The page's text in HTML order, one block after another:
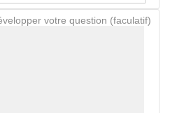
votre question (faculatif)